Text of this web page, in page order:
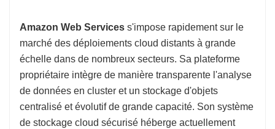
Amazon Web Services s'impose rapidement sur le
marché des déploiements cloud distants à grande
échelle dans de nombreux secteurs. Sa plateforme
propriétaire intègre de manière transparente l'analyse
de données en cluster et un stockage d'objets
centralisé et évolutif de grande capacité. Son système
de stockage cloud sécurisé héberge actuellement